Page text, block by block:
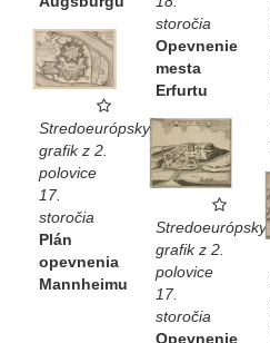
storočia
Opevnenie
mesta
Erfurtu
Stredoeurópsky
grafik z 2.
polovice
17.
storočia
Plán
opevnenia
Mannheimu
Stredoeurópsky
grafik z 2.
polovice
17.
storočia
Opevnenie